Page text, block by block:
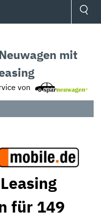
mit
von
für 149